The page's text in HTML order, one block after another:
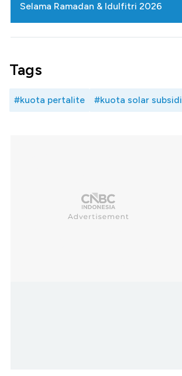
Selama Ramadan & Idulfitri 2026
Tags
#kuota pertalite #kuota solar subsidi